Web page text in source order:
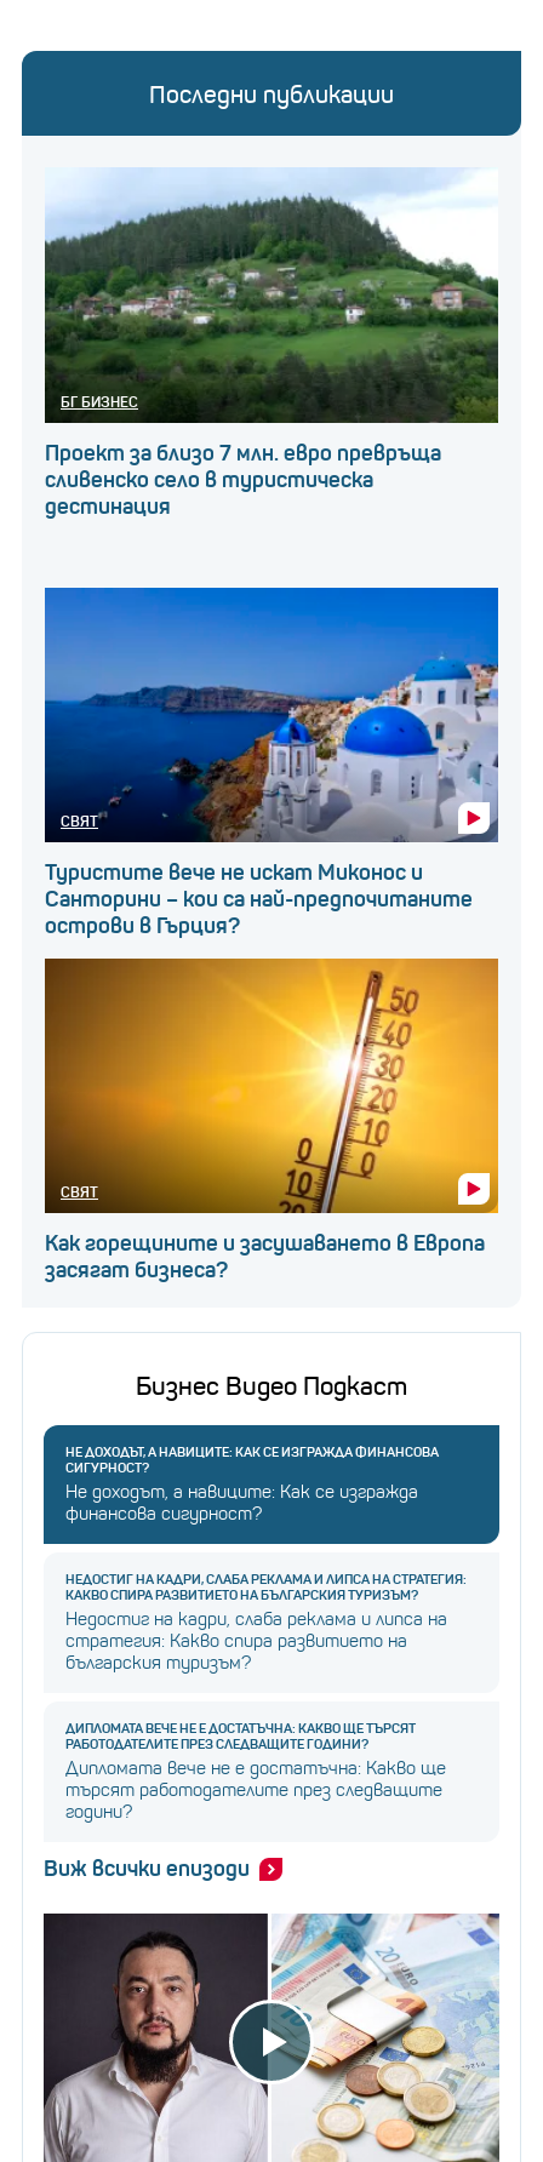
Последни публикации
БГ БИЗНЕС
Проект за близо 7 млн. евро превръща
сливенско село в туристическа
дестинация
СВЯТ
Туристите вече не искат Миконос и
Санторини – кои са най-предпочитаните
острови в Гърция?
СВЯТ
Как горещините и засушаването в Европа
засягат бизнеса?
Бизнес Видео Подкаст
НЕ ДОХОДЪТ, А НАВИЦИТЕ: КАК СЕ ИЗГРАЖДА ФИНАНСОВА
СИГУРНОСТ?
Не доходът, а навиците: Как се изгражда
финансова сигурност?
НЕДОСТИГ НА КАДРИ, СЛАБА РЕКЛАМА И ЛИПСА НА СТРАТЕГИЯ:
КАКВО СПИРА РАЗВИТИЕТО НА БЪЛГАРСКИЯ ТУРИЗЪМ?
Недостиг на кадри, слаба реклама и липса на
стратегия: Какво спира развитието на
българския туризъм?
ДИПЛОМАТА ВЕЧЕ НЕ Е ДОСТАТЪЧНА: КАКВО ЩЕ ТЪРСЯТ
РАБОТОДАТЕЛИТЕ ПРЕЗ СЛЕДВАЩИТЕ ГОДИНИ?
Дипломата вече не е достатъчна: Какво ще
търсят работодателите през следващите
години?
Виж всички епизоди